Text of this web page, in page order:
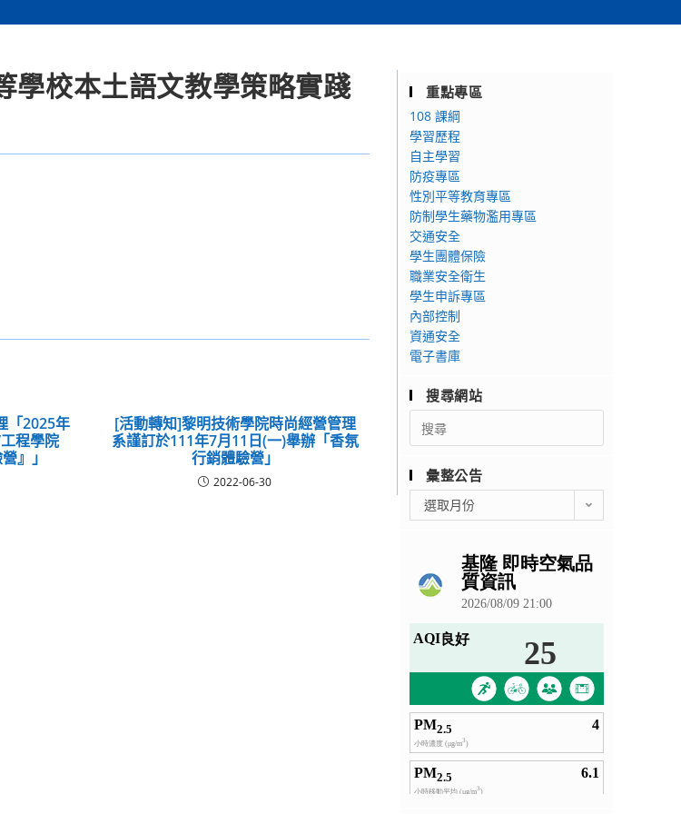
學校本土語文教學策略實踐
「2025年
程學院
』」
[活動轉知]黎明技術學院時尚經營管理
系謹訂於111年7月11日(一)舉辦「香氛
行銷體驗營」
2022-06-30
重點專區
108 課綱
學習歷程
自主學習
防疫專區
性別平等教育專區
防制學生藥物濫用專區
交通安全
學生團體保險
職業安全衛生
學生申訴專區
內部控制
資通安全
電子書庫
搜尋網站
Search
for:
彙整公告
整
選取月份